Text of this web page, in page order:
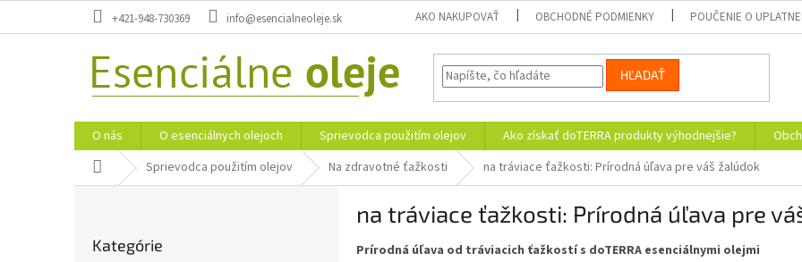
+421-948-730369 info@esencialneoleje.sk AKO NAKUPOVAŤ OBCHODNÉ PODMIENKY POUČENIE O
HĽADAŤ
O nás O esenciálnych olejoch Sprievodca použitím olejov Ako získať doTERRA produkty výhodnejšie?
DomovSprievodca použitím olejov Na zdravotné ťažkosti na tráviace ťažkosti: Prírodná úľava pre váš žalúdok
kategórie
Kategórie
na tráviace ťažkosti: Prírodná úľava pre
Prírodná úľava od tráviacich ťažkostí s doTERRA esenciálnymi olejmi